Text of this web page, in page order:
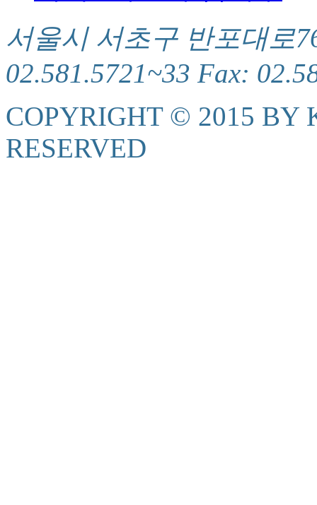
서울시 서초구 반포대로
02.581.5721~33 Fax:
COPYRIGHT © 2015 BY
RESERVED